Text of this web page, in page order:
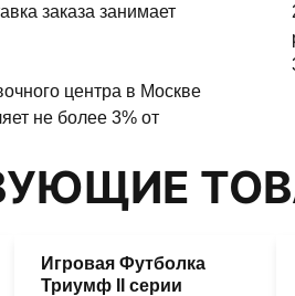
заказа занимает
центра в Москве
не более 3% от
Игровая Футболка
Триумф II серии